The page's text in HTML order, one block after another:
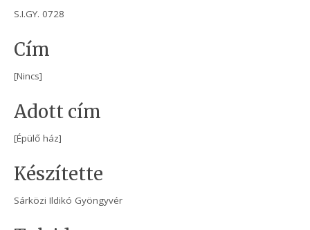
S.I.GY. 0728
Cím
[Nincs]
Adott cím
[Épülő ház]
Készítette
Sárközi Ildikó Gyöngyvér